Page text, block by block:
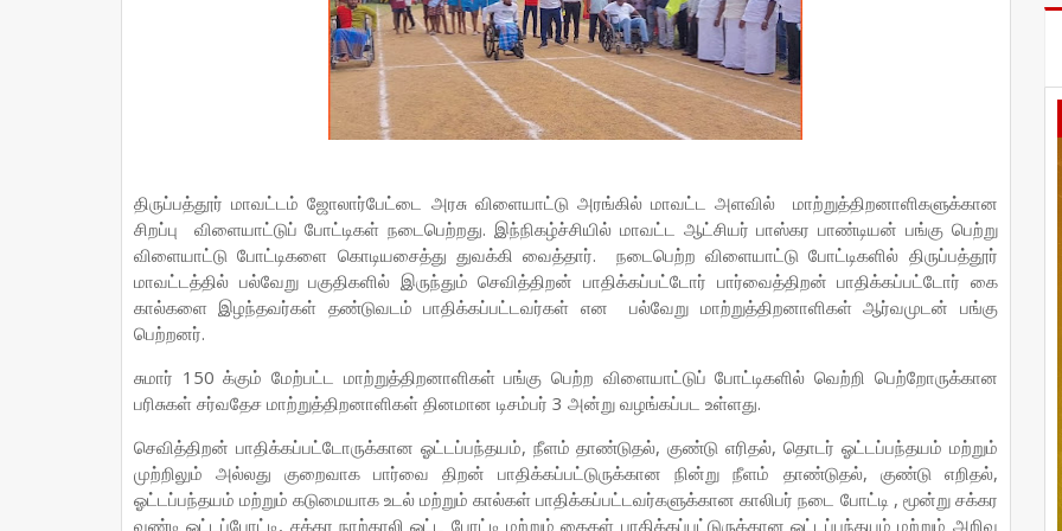
திருப்பத்தூர் மாவட்டம் ஜோலார்பேட்டை அரசு விளையாட்டு அரங்கில் மாவட்ட அளவில் மாற்றுத்திறனாளிகளுக்கான
சிறப்பு விளையாட்டுப் போட்டிகள் நடைபெற்றது. இந்நிகழ்ச்சியில் மாவட்ட ஆட்சியர் பாஸ்கர பாண்டியன் பங்கு பெற்று
விளையாட்டு போட்டிகளை கொடியசைத்து துவக்கி வைத்தார். நடைபெற்ற விளையாட்டு போட்டிகளில் திருப்பத்தூர்
மாவட்டத்தில் பல்வேறு பகுதிகளில் இருந்தும் செவித்திறன் பாதிக்கப்பட்டோர் பார்வைத்திறன் பாதிக்கப்பட்டோர் கை
கால்களை இழந்தவர்கள் தண்டுவடம் பாதிக்கப்பட்டவர்கள் என பல்வேறு மாற்றுத்திறனாளிகள் ஆர்வமுடன் பங்கு
பெற்றனர்.
சுமார் 150 க்கும் மேற்பட்ட மாற்றுத்திறனாளிகள் பங்கு பெற்ற விளையாட்டுப் போட்டிகளில் வெற்றி பெற்றோருக்கான
பரிசுகள் சர்வதேச மாற்றுத்திறனாளிகள் தினமான டிசம்பர் 3 அன்று வழங்கப்பட உள்ளது.
செவித்திறன் பாதிக்கப்பட்டோருக்கான ஓட்டப்பந்தயம், நீளம் தாண்டுதல், குண்டு எரிதல், தொடர் ஓட்டப்பந்தயம் மற்றும்
முற்றிலும் அல்லது குறைவாக பார்வை திறன் பாதிக்கப்பட்டுருக்கான நின்று நீளம் தாண்டுதல், குண்டு எறிதல்,
ஓட்டப்பந்தயம் மற்றும் கடுமையாக உடல் மற்றும் கால்கள் பாதிக்கப்பட்டவர்களுக்கான காலிபர் நடை போட்டி , மூன்று சக்கர
வண்டி ஓட்டப்போட்டி, சக்கர நாற்காலி ஓட்ட போட்டி மற்றும் கைகள் பாதிக்கப்பட்டுருக்கான ஓட்டப்பந்தயம் மற்றும் அறிவு